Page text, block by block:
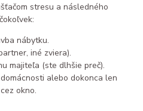
stresu a následného
nábytku.
iné zviera).
majiteľa (ste dlhšie preč).
alebo dokonca len
okno.